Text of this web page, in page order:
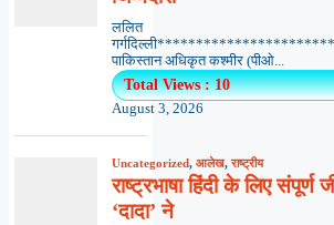
ललित
पाकिस्तान अधिकृत कश्मीर (पीओ...
Total Views : 10
August 3, 2026
Uncategorized, आलेख,राष्ट्रीय
राष्ट्रभाषा हिंदी के लिए संपूर्ण
‘दादा’ ने